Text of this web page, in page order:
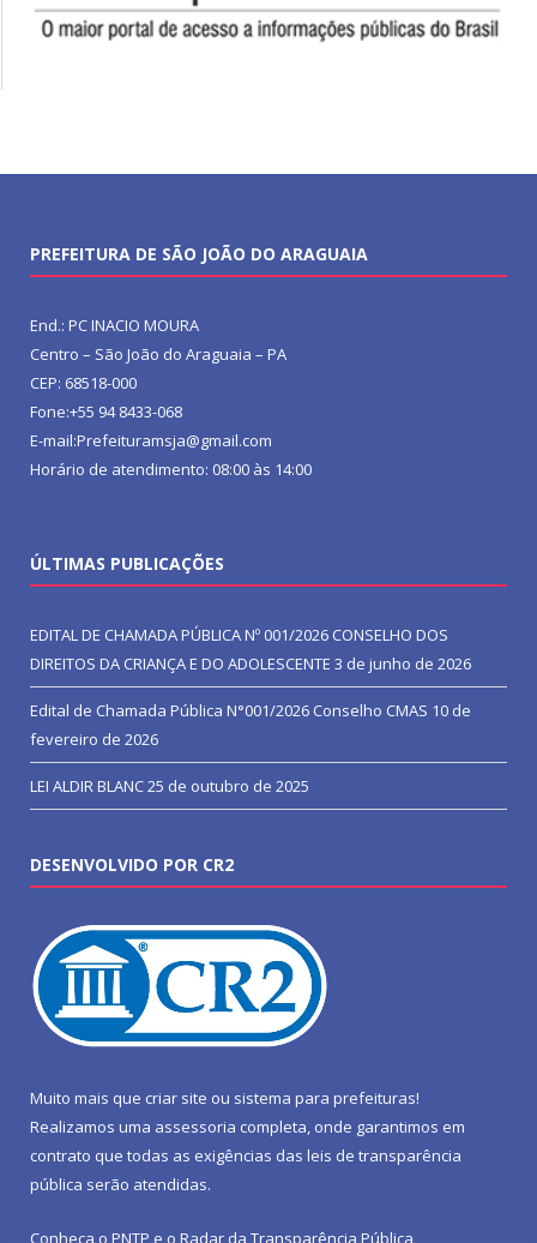
PREFEITURA DE SÃO JOÃO DO ARAGUAIA
End.: PC INACIO MOURA
Centro – São João do Araguaia – PA
CEP: 68518-000
Fone:+55 94 8433-068
E-mail:Prefeituramsja@gmail.com
Horário de atendimento: 08:00 às 14:00
ÚLTIMAS PUBLICAÇÕES
EDITAL DE CHAMADA PÚBLICA Nº 001/2026 CONSELHO DOS
DIREITOS DA CRIANÇA E DO ADOLESCENTE 3 de junho de 2026
Edital de Chamada Pública N°001/2026 Conselho CMAS 10 de
fevereiro de 2026
LEI ALDIR BLANC25 de outubro de 2025
DESENVOLVIDO POR CR2
Muito mais que criar site ou sistema para prefeituras!
Realizamos uma assessoria completa, onde garantimos em
contrato que todas as exigências das leis de transparência
pública serão atendidas.
Conheça o PNTP e o Radar da Transparência Pública